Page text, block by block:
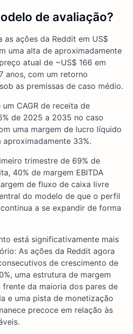
de avaliação?
as ações da Reddit em US$
uma alta de aproximadamente
atual de ~US$ 166 em
anos, com um retorno
as premissas de caso médio.
CAGR de receita de
de 2025 a 2035 no caso
uma margem de lucro líquido
33%.
trimestre de 69% de
40% de margem EBITDA
de fluxo de caixa livre
do modelo de que o perfil
a se expandir de forma
está significativamente mais
As ações da Reddit agora
de crescimento de
uma estrutura de margem
frente da maioria dos pares de
e uma pista de monetização
precoce em relação às